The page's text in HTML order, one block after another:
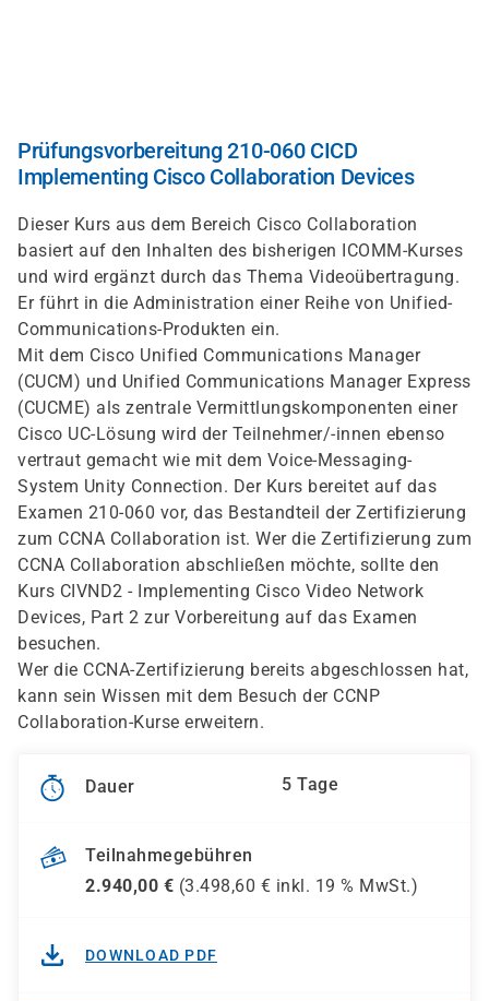
Prüfungsvorbereitung 210-060 CICD
Implementing Cisco Collaboration Devices
Dieser Kurs aus dem Bereich Cisco Collaboration
basiert auf den Inhalten des bisherigen ICOMM-Kurses
und wird ergänzt durch das Thema Videoübertragung.
Er führt in die Administration einer Reihe von Unified-
Communications-Produkten ein.
Mit dem Cisco Unified Communications Manager
(CUCM) und Unified Communications Manager Express
(CUCME) als zentrale Vermittlungskomponenten einer
Cisco UC-Lösung wird der Teilnehmer/-innen ebenso
vertraut gemacht wie mit dem Voice-Messaging-
System Unity Connection. Der Kurs bereitet auf das
Examen 210-060 vor, das Bestandteil der Zertifizierung
zum CCNA Collaboration ist. Wer die Zertifizierung zum
CCNA Collaboration abschließen möchte, sollte den
Kurs CIVND2 - Implementing Cisco Video Network
Devices, Part 2 zur Vorbereitung auf das Examen
besuchen.
Wer die CCNA-Zertifizierung bereits abgeschlossen hat,
kann sein Wissen mit dem Besuch der CCNP
Collaboration-Kurse erweitern.
Dauer 5 Tage
Teilnahmegebühren
2.940,00 € (3.498,60 € inkl. 19 % MwSt.)
DOWNLOAD PDF